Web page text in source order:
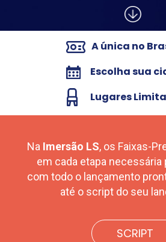
A única no
Escolha sua
Lugares
Na Imersão LS, os Faixas-
em cada etapa necessária
com todo o lançamento
até o script do seu
SCRIPT